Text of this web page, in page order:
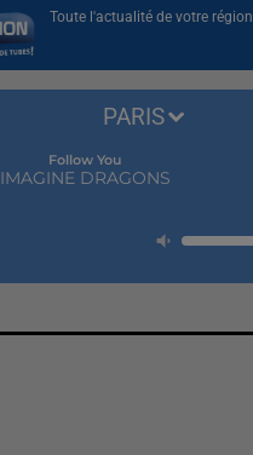
Toute l'actualité de votre région
Follow You
IMAGINE DRAGONS
PARIS